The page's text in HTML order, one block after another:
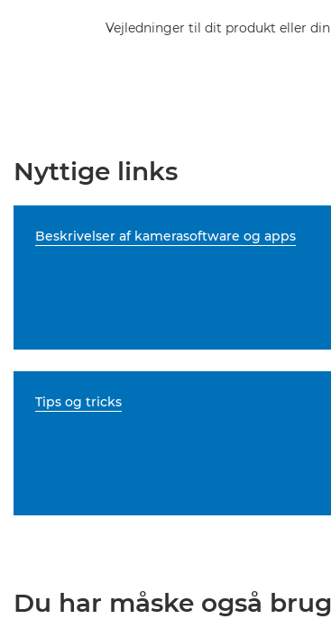
Vejledninger til dit produkt eller
Nyttige links
Beskrivelser af kamerasoftware og apps
Tips og tricks
Du har måske også